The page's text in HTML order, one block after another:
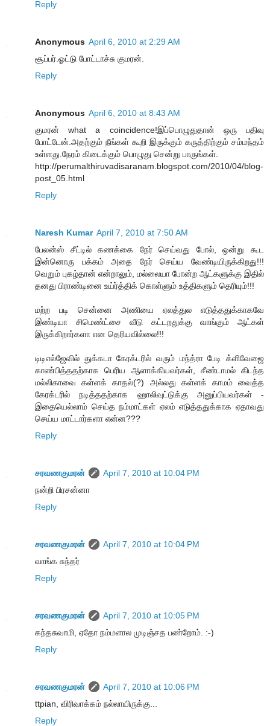
Reply
Anonymous April 6, 2010 at 2:29 AM
சூப்பர்.ஓட்டு போட்டாச்சு குமரன்.
Reply
Anonymous April 6, 2010 at 8:43 AM
குமரன் what a coincidence!இப்பொழுதுதான் ஒரு பதிவு
போட்டேன்.அதற்கும் நீங்கள் கூறி இருக்கும் கருத்திற்கும் சம்மந்தம்
உள்ளது.நேரம் கிடைக்கும் பொழுது சென்று பாருங்கள்.
http://perumalthiruvadisaranam.blogspot.com/2010/04/blog-
post_05.html
Reply
Naresh Kumar April 7, 2010 at 7:50 AM
பேலன்ஸ் சீட்டில் கணக்கை நேர் செய்வது போல், ஒன்று கூட
இன்னொரு பக்கம் அதை நேர் செய்ய வேண்டியிருக்கிறது!!!
வெறும் புகழ்தான் என்றாலும், மல்லையா போன்ற ஆட்களுக்கு இதில்
தனது பிராண்டினை உய்ர்த்திக் கொள்ளும் உத்திகளும் தெரியும்!!!
மற்ற படி சென்னை அணியை ஏலத்துல எடுத்ததுக்காகவே
இண்டியா சிமெண்ட்சை வீடு கட்டறதுக்கு வாங்கும் ஆட்கள்
இருக்கிறார்களா என தெரியவில்லை!!!
டிடிஎல்ஜேவில் துக்கடா கேரக்டரில் வரும் மந்த்ரா பேடி க்ளிவேஜை
காண்பித்ததற்காக பெரிய ஆளாக்கியவர்கள், சீண்டாமல் கிடந்த
மல்லிகாவை கள்ளக் காதல்(?) அல்லது கள்ளக் காமம் வைத்த
கேரக்டரில் நடித்ததற்காக ஹாலிவுட்டுக்கு அனுப்பியவர்கள் -
இதையெல்லாம் செய்த நம்மாட்கள் ஏலம் எடுத்ததுக்காக ஏதாவது
செய்ய மாட்டார்களா என்ன???
Reply
சரவணகுமரன்
April 7, 2010 at 10:04 PM
நன்றி பிரசன்னா
Reply
சரவணகுமரன்
April 7, 2010 at 10:04 PM
வாங்க சுந்தர்
Reply
சரவணகுமரன்
April 7, 2010 at 10:05 PM
கந்தசுவாமி, ஏதோ நம்மளால முடிஞ்சத பண்றோம். :-)
Reply
சரவணகுமரன்
April 7, 2010 at 10:06 PM
ttpian, விரிவாக்கம் நல்லாயிருக்கு...
Reply